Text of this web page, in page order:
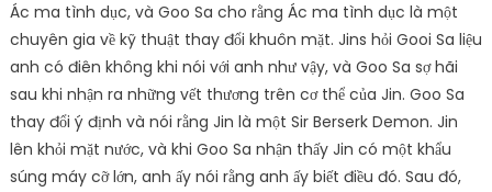
Ác ma tình dục, và Goo Sa cho rằng Ác ma tình dục là một
chuyên gia về kỹ thuật thay đổi khuôn mặt. Jins hỏi Gooi Sa liệu
anh có điên không khi nói với anh như vậy, và Goo Sa sợ hãi
sau khi nhận ra những vết thương trên cơ thể của Jin. Goo Sa
thay đổi ý định và nói rằng Jin là một Sir Berserk Demon. Jin
lên khỏi mặt nước, và khi Goo Sa nhận thấy Jin có một khẩu
súng máy cỡ lớn, anh ấy nói rằng anh ấy biết điều đó. Sau đó,